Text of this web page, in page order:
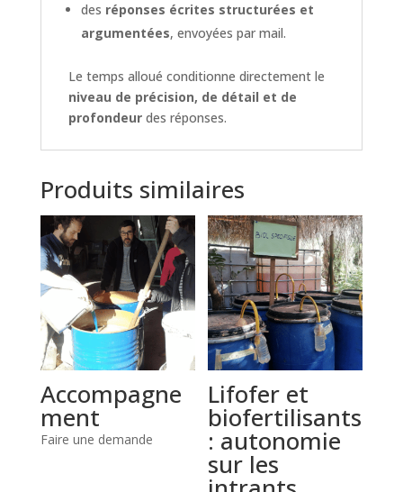
des réponses écrites structurées et
argumentées, envoyées par mail.
Le temps alloué conditionne directement le
niveau de précision, de détail et de
profondeurdes réponses.
Produits similaires
Accompagne
ment
Faire une demande
Lifofer et
biofertilisants
: autonomie
sur les